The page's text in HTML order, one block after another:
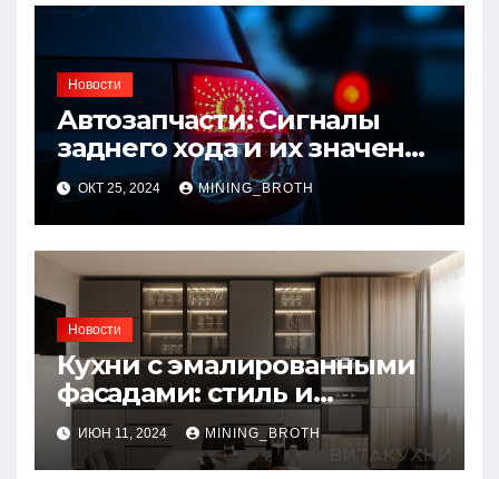
Новости
Автозапчасти: Сигналы
заднего хода и их значение
для безопасности на
дороге
ОКТ 25, 2024 MINING_BROTH
Новости
Кухни с эмалированными
фасадами: стиль и
практичность в одном
решении
ИЮН 11, 2024 MINING_BROTH